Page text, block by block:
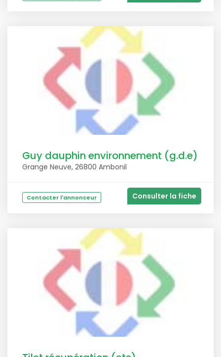
Guy dauphin environnement (g.d.e)
Grange Neuve, 26800 Ambonil
Contacter l'annonceur Consulter la fiche